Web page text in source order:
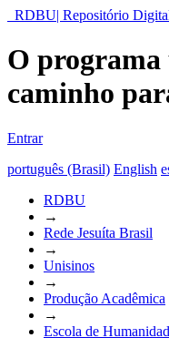
RDBU| Repositório
O programa
caminho
Entrar
português (Brasil) English
RDBU
→
Rede Jesuíta Brasil
→
Unisinos
→
Produção Acadêmica
→
Escola de